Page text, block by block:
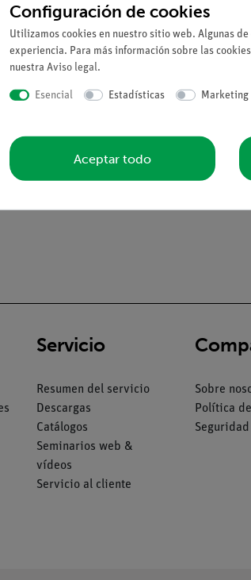
PARA 6640
Servicio
Resumen del servicio
Descargas
Catálogos
Seminarios web &
vídeos
Servicio al cliente
Sobre
Política
Configuración de cookies
Utilizamos cookies en nuestro sitio web. Algunas
experiencia. Para más información sobre las
nuestra Aviso legal.
Esencial Estadísticas Marketing
Aceptar todo